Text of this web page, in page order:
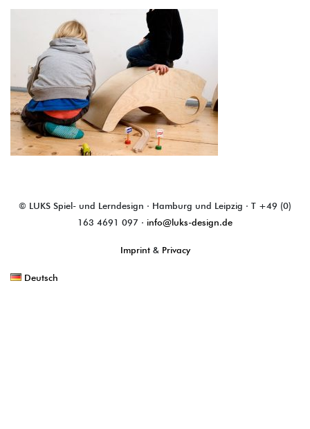
© LUKS Spiel- und Lerndesign · Hamburg und Leipzig · T +49 (0)
163 4691 097 · info@luks-design.de
Imprint& Privacy
Deutsch